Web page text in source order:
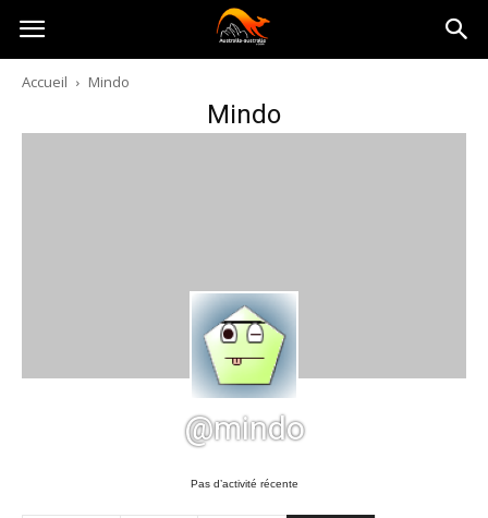
Australia-
australie.com
Accueil Mindo
Mindo
@mindo
Pas d’activité récente